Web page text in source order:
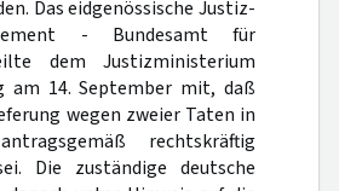
Das eidgenössische Justiz-
- Bundesamt für
dem Justizministerium
am 14. September mit, daß
wegen zweier Taten in
rechtskräftig
Die zuständige deutsche